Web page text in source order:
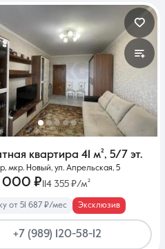
квартира 41 м², 5/7 эт.
мкр. Новый, ул. Апрельская, 5
000 ₽ 114 355 ₽/м²
от 51 687 ₽/мес Эксклюзив
+7 (989) 120-58-12